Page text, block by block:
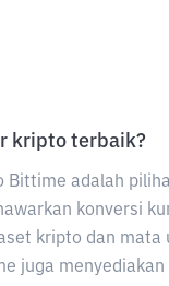
kripto terbaik?
Bittime adalah
konversi
kripto dan mata
juga